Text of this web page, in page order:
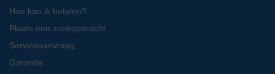
Hoe kan ik betalen?
Plaats een zoekopdracht
Serviceaanvraag
Garantie